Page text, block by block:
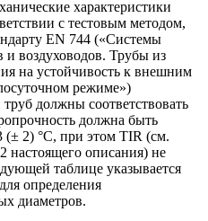
характеристики
с тестовым методом,
EN 744 («Системы
и воздуховодов. Трубы из
на устойчивость к внешним
режиме»)
должны соответствовать
должна быть
(± 2) °C, при этом TIR (см.
настоящего описания) не
таблице указывается
определения
диаметров.